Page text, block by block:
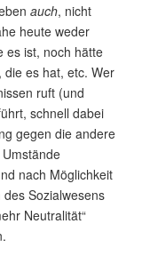
auch, nicht
heute weder
es ist, noch hätte
die es hat, etc. Wer
ruft (und
schnell dabei
gegen die andere
nach Möglichkeit
Sozialwesens
Neutralität“